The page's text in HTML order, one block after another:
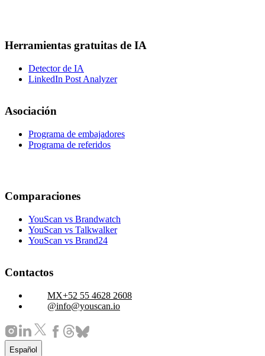
Herramientas gratuitas de IA
Detector de IA
LinkedIn Post Analyzer
Asociación
Programa de embajadores
Programa de referidos
Comparaciones
YouScan vs Brandwatch
YouScan vs Talkwalker
YouScan vs Brand24
Contactos
+52 55 4628 2608
info@youscan.io
Español